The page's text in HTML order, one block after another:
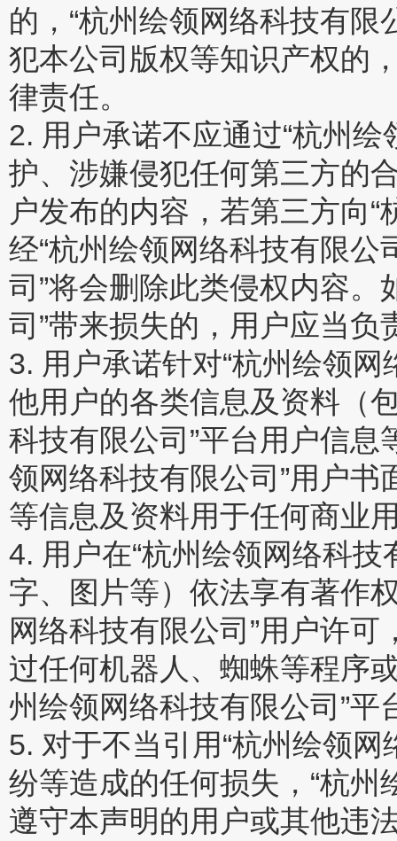
的，“杭州绘领网络科技有
犯本公司版权等知识产权的
律责任。
2. 用户承诺不应通过“杭州
护、涉嫌侵犯任何第三方的
户发布的内容，若第三方向
经“杭州绘领网络科技有限公
司”将会删除此类侵权内容
司”带来损失的，用户应当负
3. 用户承诺针对“杭州绘领网
他用户的各类信息及资料（
科技有限公司”平台用户信息
领网络科技有限公司”用户
等信息及资料用于任何商业
4. 用户在“杭州绘领网络科
字、图片等）依法享有著作
网络科技有限公司”用户许
过任何机器人、蜘蛛等程序
州绘领网络科技有限公司”平
5. 对于不当引用“杭州绘领
纷等造成的任何损失，“杭
遵守本声明的用户或其他违